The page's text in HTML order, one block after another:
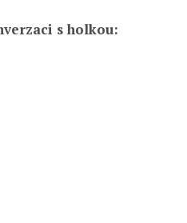
s holkou: